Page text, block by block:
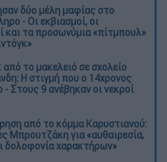
δύο μέλη μαφίας στο
- Οι εκβιασμοί, οι
και τα προσωνύμια «πίτμπουλ»
από το μακελειό σε σχολείο
Η στιγμή που ο 14χρονος
- Στους 9 ανέβηκαν οι νεκροί
από το κόμμα Καρυστιανού:
Μπρουτζάκη για «αυθαιρεσία,
δολοφονία χαρακτήρων»